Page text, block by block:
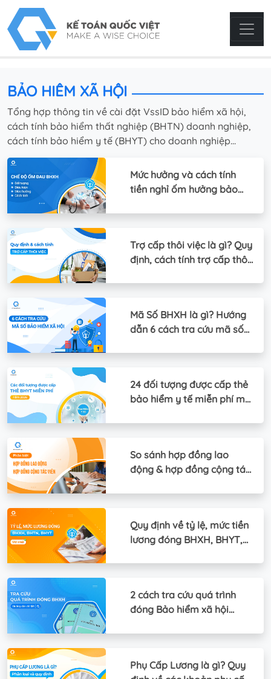
BẢO HIỂM XÃ HỘI
Tổng hợp thông tin về cài đặt VssID bảo hiểm xã hội,
cách tính bảo hiểm thất nghiệp (BHTN) doanh nghiệp,
cách tính bảo hiểm y tế (BHYT) cho doanh nghiệp...
Mức hưởng và cách tính
tiền nghỉ ốm hưởng bảo
Trợ cấp thôi việc là gì? Quy
định, cách tính trợ cấp thôi
Mã Số BHXH là gì? Hướng
dẫn 6 cách tra cứu mã số
24 đối tượng được cấp thẻ
bảo hiểm y tế miễn phí mới
So sánh hợp đồng lao
động & hợp đồng cộng tác
Quy định về tỷ lệ, mức tiền
lương đóng BHXH, BHYT,
2 cách tra cứu quá trình
đóng Bảo hiểm xã hội
Phụ Cấp Lương là gì? Quy